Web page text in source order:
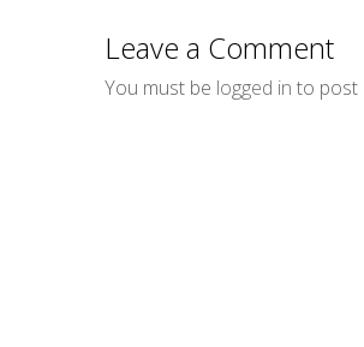
Leave a Comment
You must be logged in to post